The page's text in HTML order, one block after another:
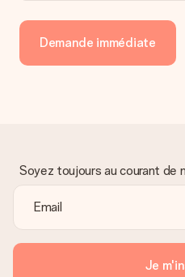
Demande immédiate
Soyez toujours au courant de
Je